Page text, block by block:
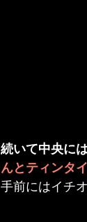
続いて中央に
んとティンタ
手前にはイチ